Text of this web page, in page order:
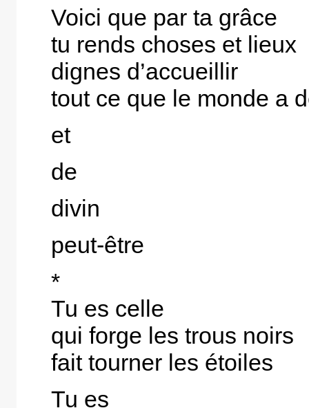
Voici que par ta grâce
tu rends choses et lieux
dignes d’accueillir
tout ce que le monde a
et
de
divin
peut-être
*
Tu es celle
qui forge les trous noirs
fait tourner les étoiles
Tu es